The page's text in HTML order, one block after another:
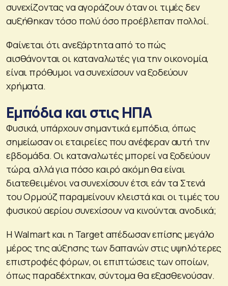
συνεχίζοντας να αγοράζουν όταν οι τιμές δεν
αυξήθηκαν τόσο πολύ όσο προέβλεπαν πολλοί.
Φαίνεται ότι ανεξάρτητα από το πώς
αισθάνονται οι καταναλωτές για την οικονομία,
είναι πρόθυμοι να συνεχίσουν να ξοδεύουν
χρήματα.
Εμπόδια και στις ΗΠΑ
Φυσικά, υπάρχουν σημαντικά εμπόδια, όπως
σημείωσαν οι εταιρείες που ανέφεραν αυτή την
εβδομάδα. Οι καταναλωτές μπορεί να ξοδεύουν
τώρα, αλλά για πόσο καιρό ακόμη θα είναι
διατεθειμένοι να συνεχίσουν έτσι εάν τα Στενά
του Ορμούζ παραμείνουν κλειστά και οι τιμές του
φυσικού αερίου συνεχίσουν να κινούνται ανοδικά;
Η Walmart και η Target απέδωσαν επίσης μεγάλο
μέρος της αύξησης των δαπανών στις υψηλότερες
επιστροφές φόρων, οι επιπτώσεις των οποίων,
όπως παραδέχτηκαν, σύντομα θα εξασθενούσαν.